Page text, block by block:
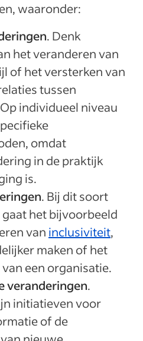
waaronder:
. Denk
het veranderen van
of het versterken van
tussen
individueel niveau
omdat
in de praktijk
is.
. Bij dit soort
het bijvoorbeeld
van inclusiviteit,
maken of het
een organisatie.
veranderingen.
initiatieven voor
of de